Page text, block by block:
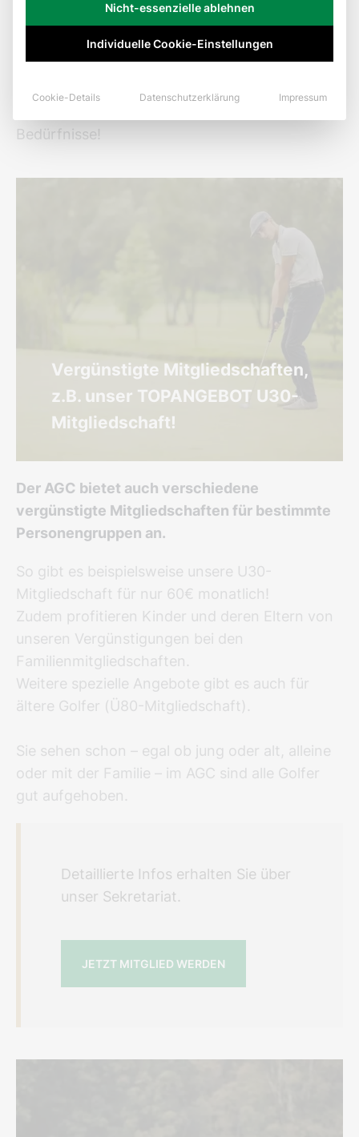
Die Probemitgliedschaft endet automatisch
nach Ablauf von 12 Monaten, im Anschluss
Bedürfnisse!
Vergünstigte Mitgliedschaften,
z.B. unser TOPANGEBOT U30-
Mitgliedschaft!
Der AGC bietet auch verschiedene
vergünstigte Mitgliedschaften für bestimmte
Personengruppen an.
So gibt es beispielsweise unsere U30-
Mitgliedschaft für nur 60€ monatlich!
Zudem profitieren Kinder und deren Eltern von
unseren Vergünstigungen bei den
Familienmitgliedschaften.
Weitere spezielle Angebote gibt es auch für
ältere Golfer (Ü80-Mitgliedschaft).
Sie sehen schon – egal ob jung oder alt, alleine
oder mit der Familie – im AGC sind alle Golfer
gut aufgehoben.
Detaillierte Infos erhalten Sie über
unser Sekretariat.
JETZT MITGLIED WERDEN
Nicht-essenzielle ablehnen
Individuelle Cookie-Einstellungen
Cookie-Details Datenschutzerklärung Impressum